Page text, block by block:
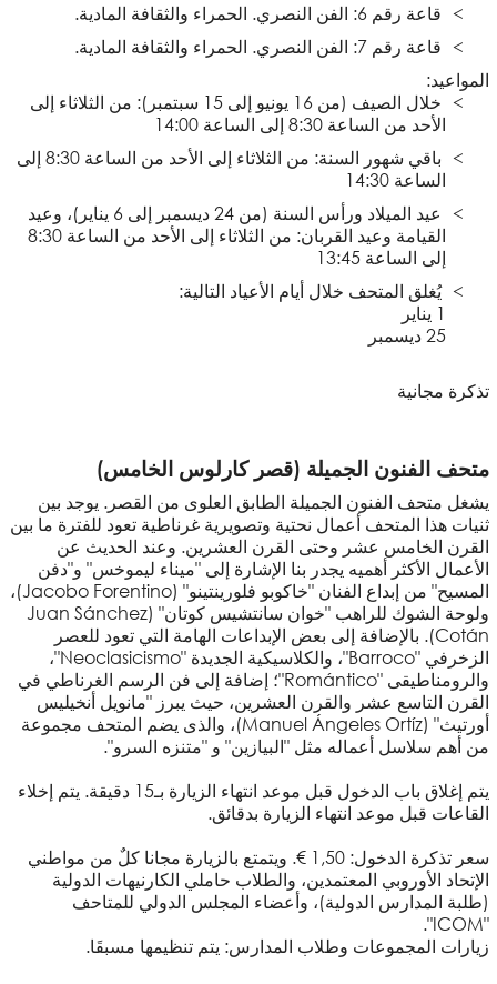
قاعة رقم 6: الفن النصري. الحمراء والثقافة المادية.
قاعة رقم 7: الفن النصري. الحمراء والثقافة المادية.
المواعيد:
خلال الصيف (من 16 يونيو إلى 15 سبتمبر): من الثلاثاء إلى
الأحد من الساعة 8:30 إلى الساعة 14:00
باقي شهور السنة: من الثلاثاء إلى الأحد من الساعة 8:30 إلى
الساعة 14:30
عيد الميلاد ورأس السنة (من 24 ديسمبر إلى 6 يناير)، وعيد
القيامة وعيد القربان: من الثلاثاء إلى الأحد من الساعة 8:30
إلى الساعة 13:45
يُغلق المتحف خلال أيام الأعياد التالية:
1 يناير
25 ديسمبر
تذكرة مجانية
متحف الفنون الجميلة (قصر كارلوس الخامس)
يشغل متحف الفنون الجميلة الطابق العلوى من القصر. يوجد بين
ثنيات هذا المتحف أعمال نحتية وتصويرية غرناطية تعود للفترة ما بين
القرن الخامس عشر وحتى القرن العشرين. وعند الحديث عن
الأعمال الأكثر أهميه يجدر بنا الإشارة إلى "ميناء ليموخس" و"دفن
المسيح" من إبداع الفنان "خاكوبو فلورينتينو" (Jacobo Forentino)،
ولوحة الشوك للراهب "خوان سانتشيس كوتان" (Juan Sánchez
Cotán). بالإضافة إلى بعض الإبداعات الهامة التي تعود للعصر
الزخرفي "Barroco"، والكلاسيكية الجديدة "Neoclasicismo"،
والرومناطيقى "Romántico"؛ إضافة إلى فن الرسم الغرناطي في
القرن التاسع عشر والقرن العشرين، حيث يبرز "مانويل أنخيليس
أورتيث" (Manuel Ángeles Ortíz)، والذى يضم المتحف مجموعة
من أهم سلاسل أعماله مثل "البيازين" و "متنزه السرو".
يتم إغلاق باب الدخول قبل موعد انتهاء الزيارة بـ15 دقيقة. يتم إخلاء
القاعات قبل موعد انتهاء الزيارة بدقائق.
سعر تذكرة الدخول: 1,50 €. ويتمتع بالزيارة مجانا كلٌ من مواطني
الإتحاد الأوروبي المعتمدين، والطلاب حاملي الكارنيهات الدولية
(طلبة المدارس الدولية)، وأعضاء المجلس الدولي للمتاحف
"ICOM".
زيارات المجموعات وطلاب المدارس: يتم تنظيمها مسبقَا.